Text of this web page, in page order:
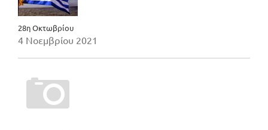
28η Οκτωβρίου
4 Νοεμβρίου 2021